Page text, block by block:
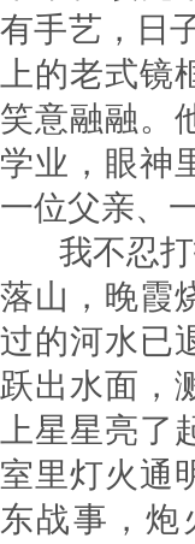
有手艺，日
上的老式
笑意融融。
学业，眼神
一位父亲、
我不忍打
落山，晚霞
过的河水已
跃出水面，
上星星亮
室里灯火通
东战事，炮